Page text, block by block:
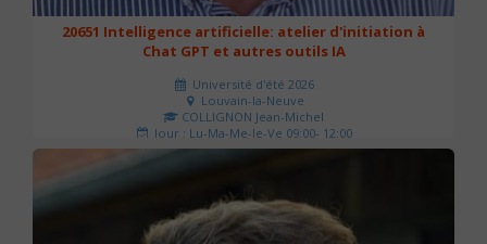
20651 Intelligence artificielle: atelier d'initiation à
Chat GPT et autres outils IA
Université d'été 2026
Louvain-la-Neuve
COLLIGNON Jean-Michel
Jour : Lu-Ma-Me-Je-Ve 09:00- 12:00
Nombre de séances : 2